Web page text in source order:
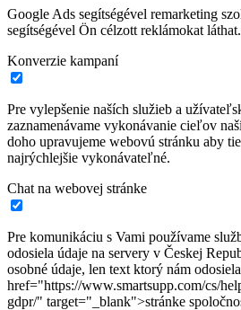
Google Ads segítségével remarketing
segítségével Ön célzott reklámokat láthat.
Konverzie kampaní
Pre vylepšenie naších služieb a
zaznamenávame vykonávanie cieľov
doho upravujeme webovú stránku aby
najrýchlejšie vykonávateľné.
Chat na webovej stránke
Pre komunikáciu s Vami používame
odosiela údaje na servery v Českej
osobné údaje, len text ktorý nám
href="https://www.smartsupp.com/cs/
gdpr/" target="_blank">stránke